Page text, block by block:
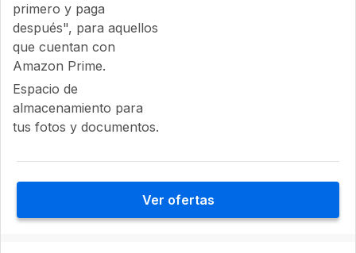
primero y paga
después", para aquellos
que cuentan con
Amazon Prime.
Espacio de
almacenamiento para
tus fotos y documentos.
Ver ofertas